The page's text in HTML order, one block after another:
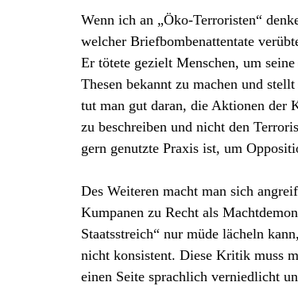
Wenn ich an „Öko-Terroristen“
welcher Briefbombenattentate
Er tötete gezielt Menschen, um
Thesen bekannt zu machen und
tut man gut daran, die Aktionen der
zu beschreiben und nicht den
gern genutzte Praxis ist, um
Des Weiteren macht man sich
Kumpanen zu Recht als
Staatsstreich“ nur müde lächeln
nicht konsistent. Diese Kritik muss
einen Seite sprachlich verniedlicht